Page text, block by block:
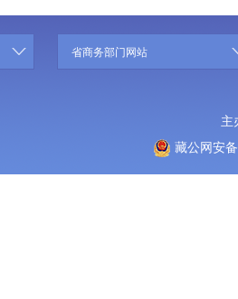
省商务部门网站
主
藏公网安备